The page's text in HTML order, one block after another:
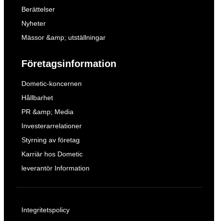
Berättelser
Nyheter
Mässor &amp; utställningar
Företagsinformation
Dometic-koncernen
Hållbarhet
PR &amp; Media
Investerarrelationer
Styrning av företag
Karriär hos Dometic
leverantör Information
Integritetspolicy